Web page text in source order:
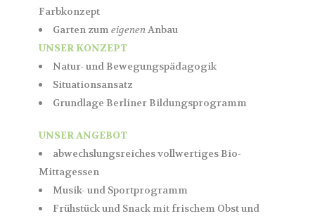
Farbkonzept
Garten zumeigenenAnbau
UNSER KONZEPT
Natur- und Bewegungspädagogik
Situationsansatz
Grundlage Berliner Bildungsprogramm
UNSER ANGEBOT
abwechslungsreiches vollwertiges Bio-
Mittagessen
Musik- und Sportprogramm
Frühstück und Snack mit frischem Obst und